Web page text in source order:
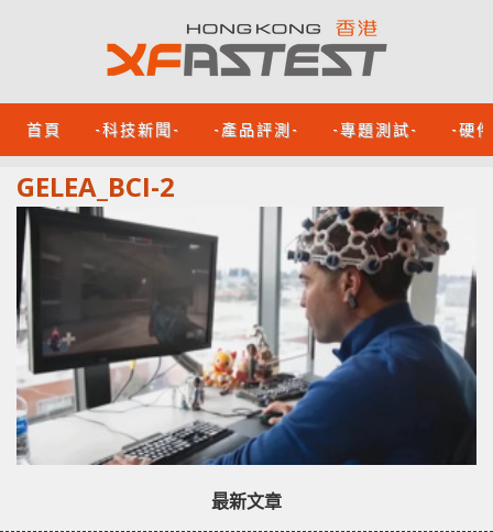
首頁 -科技新聞- -產品評測- -專題測試- -硬
GELEA_BCI-2
最新文章